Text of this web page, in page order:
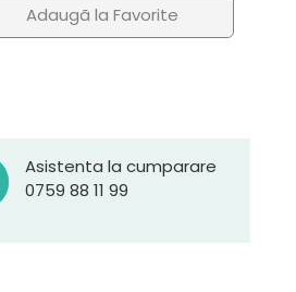
Adaugã la Favorite
Asistenta la cumparare
0759 88 11 99